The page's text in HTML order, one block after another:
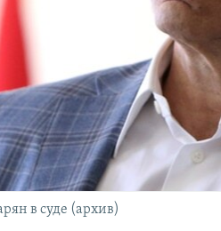
в суде (архив)